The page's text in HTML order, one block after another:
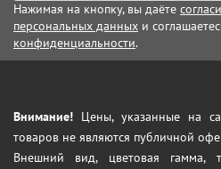
Нажимая на кнопку, вы даёте
персональных данных и
конфиденциальности.
Внимание! Цены, указанные на
товаров не являются публичной
Внешний вид, цветовая гамма,